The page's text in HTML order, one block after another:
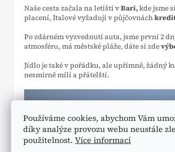
Používáme cookies, abychom Vám
díky analýze provozu webu neustále
použitelnost. Více informací
Naše cesta začala na letišti vBari,kde jsme
placení, Italové vyžadují v půjčovnách
Po zdárném vyzvednutí auta, jsme první 2
atmosféru, má městské pláže, dáte si zde
Jídlo je také v pořádku, ale upřímně, žádný
nesmírně milí a přátelští.